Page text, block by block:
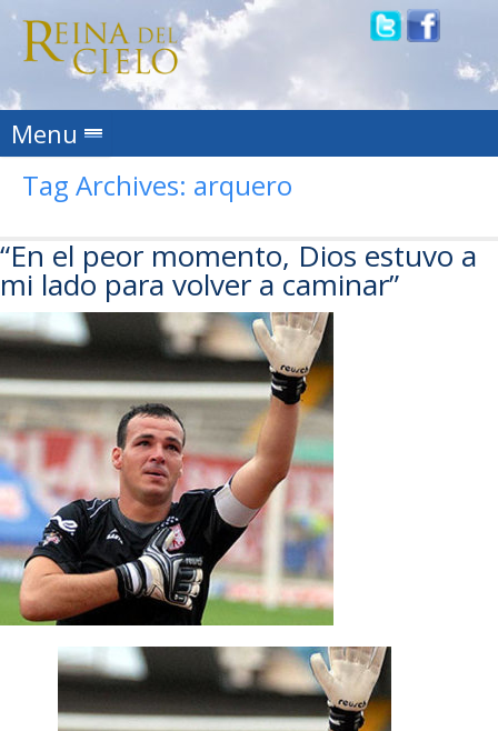
Menu Skip to content
Tag Archives: arquero
“En el peor momento, Dios estuvo a
mi lado para volver a caminar”